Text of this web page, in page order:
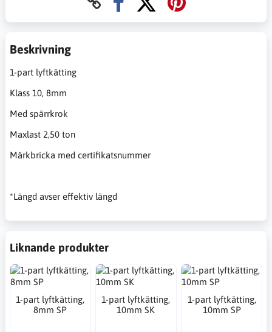
Beskrivning
1-part lyftkätting
Klass 10, 8mm
Med spärrkrok
Maxlast 2,50 ton
Märkbricka med certifikatsnummer
*Längd avser effektiv längd
Liknande produkter
1-part lyftkätting,
8mm SP
1-part lyftkätting,
10mm SK
1-part lyftkätting,
10mm SP